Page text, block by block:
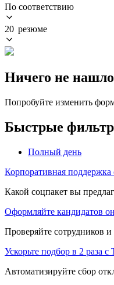
По соответствию
20 резюме
Ничего не
Попробуйте изменить
Быстрые
Полный день
Корпоративная поддержка
Какой соцпакет вы
Оформляйте кандидатов
Проверяйте сотрудников
Ускорьте подбор в 2 раза с
Автоматизируйте сбор